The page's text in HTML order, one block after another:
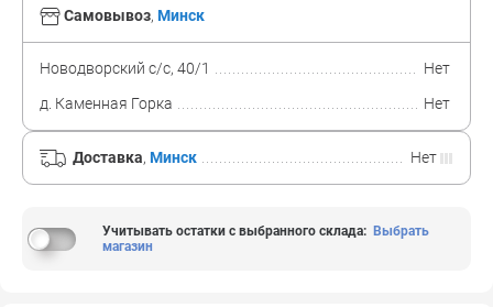
Самовывоз, Минск
Новодворский с/с, 40/1
Нет
д. Каменная Горка
Нет
Доставка, Минск Нет
Учитывать остатки с выбранного склада: Выбрать
магазин